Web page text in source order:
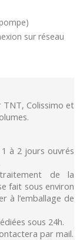
sur réseau
TNT, Colissimo et
à 2 jours ouvrés
de la
fait sous environ
à l’emballage de
sous 24h.
par mail.